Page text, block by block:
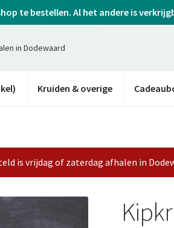
te bestellen. Al het andere is
in Dodewaard
Kruiden & overige
is vrijdag of zaterdag afhalen in